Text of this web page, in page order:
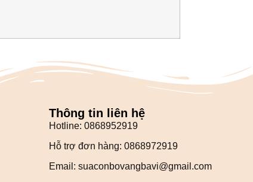
Thông tin liên hệ
Hotline: 0868952919
Hỗ trợ đơn hàng: 0868972919
Email: suaconbovangbavi@gmail.com